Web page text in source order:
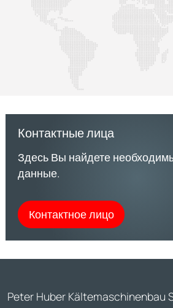
Контактные лица
Здесь Вы найдете
данные.
Контактное лицо
Peter Huber Kältemaschinenbau